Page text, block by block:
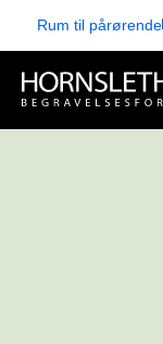
Rum til pårørende